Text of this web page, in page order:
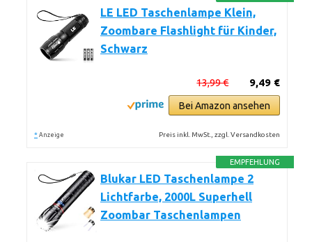
LE LED Taschenlampe Klein,
Zoombare Flashlight für Kinder,
Schwarz
9,49 €
13,99 €
Bei Amazon ansehen
* Anzeige Preis inkl. MwSt., zzgl. Versandkosten
EMPFEHLUNG
Blukar LED Taschenlampe 2
Lichtfarbe, 2000L Superhell
Zoombar Taschenlampen